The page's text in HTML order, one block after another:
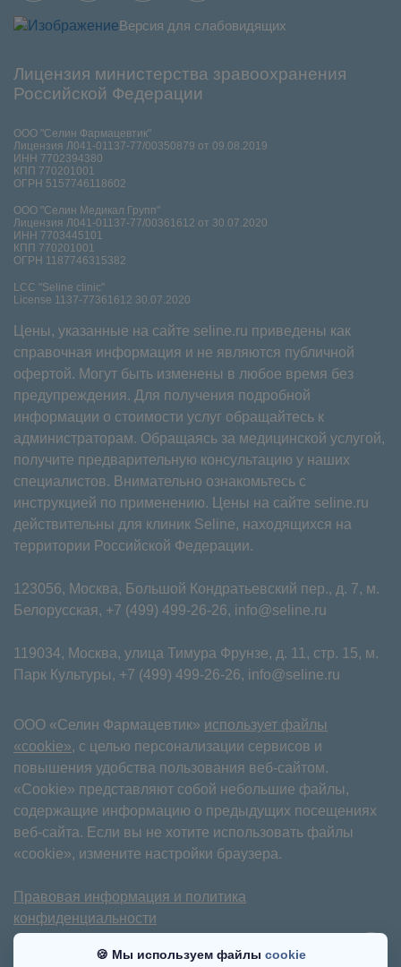
Версия для слабовидящих
Лицензия министерства зравоохранения
Российской Федерации
ООО "Селин Фармацевтик"
Лицензия Л041-01137-77/00350879 от 09.08.2019
ИНН 7702394380
КПП 770201001
ОГРН 5157746118602
ООО "Селин Медикал Групп"
Лицензия Л041-01137-77/00361612 от 30.07.2020
ИНН 7703445101
КПП 770201001
ОГРН 1187746315382
LCC "Seline clinic"
License 1137-77361612 30.07.2020
Цены, указанные на сайте seline.ru приведены как
справочная информация и не являются публичной
офертой. Могут быть изменены в любое время без
предупреждения. Для получения подробной
информации о стоимости услуг обращайтесь к
администраторам. Обращаясь за медицинской услугой,
получите предварительную консультацию у наших
специалистов. Внимательно ознакомьтесь с
инструкцией по применению. Цены на сайте seline.ru
действительны для клиник Seline, находящихся на
территории Российской Федерации.
123056, Москва, Большой Кондратьевский пер., д. 7, м.
Белорусская, +7 (499) 499-26-26, info@seline.ru
119034, Москва, улица Тимура Фрунзе, д. 11⁠, стр. 15, м.
Парк Культуры, +7 (499) 499-26-26, info@seline.ru
ООО «Селин Фармацевтик» использует файлы
«cookie», с целью персонализации сервисов и
повышения удобства пользования веб-сайтом.
«Cookie» представляют собой небольшие файлы,
содержащие информацию о предыдущих посещениях
веб-сайта. Если вы не хотите использовать файлы
«cookie», измените настройки браузера.
Правовая информация и политика
конфиденциальности
Имеются противопоказания. Требуется
🍪 Мы используем файлы cookie